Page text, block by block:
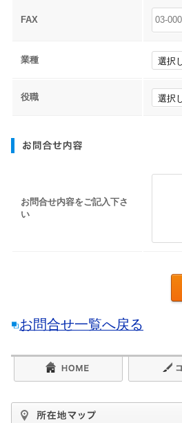
FAX
業種
役職
お問合せ内容をご記入下さ
い
お問合せ一覧へ戻る